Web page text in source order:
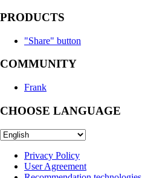
PRODUCTS
"Share" button
COMMUNITY
Frank
CHOOSE LANGUAGE
Privacy Policy
User Agreement